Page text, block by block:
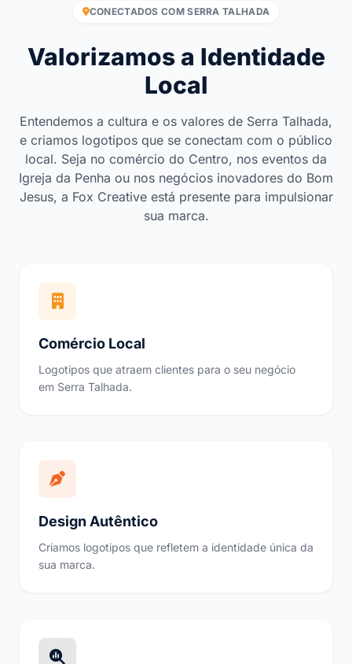
CONECTADOS COM SERRA TALHADA
Valorizamos a Identidade
Local
Entendemos a cultura e os valores de Serra Talhada,
e criamos logotipos que se conectam com o público
local. Seja no comércio do Centro, nos eventos da
Igreja da Penha ou nos negócios inovadores do Bom
Jesus, a Fox Creative está presente para impulsionar
sua marca.
Comércio Local
Logotipos que atraem clientes para o seu negócio
em Serra Talhada.
Design Autêntico
Criamos logotipos que refletem a identidade única da
sua marca.